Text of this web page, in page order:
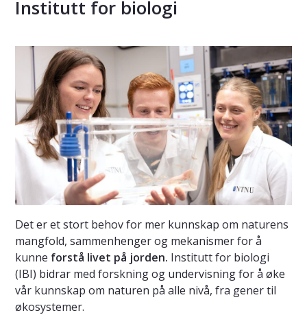
Institutt for biologi
Det er et stort behov for mer kunnskap om naturens
mangfold, sammenhenger og mekanismer for å
kunne forstå livet på jorden. Institutt for biologi
(IBI) bidrar med forskning og undervisning for å øke
vår kunnskap om naturen på alle nivå, fra gener til
økosystemer.